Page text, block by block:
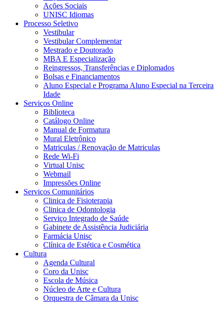
Ações Sociais
UNISC Idiomas
Processo Seletivo
Vestibular
Vestibular Complementar
Mestrado e Doutorado
MBA E Especialização
Reingressos, Transferências e Diplomados
Bolsas e Financiamentos
Aluno Especial e Programa Aluno Especial na Terceira
Idade
Serviços Online
Biblioteca
Catálogo Online
Manual de Formatura
Mural Eletrônico
Matriculas / Renovação de Matriculas
Rede Wi-Fi
Virtual Unisc
Webmail
Impressões Online
Serviços Comunitários
Clinica de Fisioterapia
Clinica de Odontologia
Serviço Integrado de Saúde
Gabinete de Assistência Judiciária
Farmácia Unisc
Clínica de Estética e Cosmética
Cultura
Agenda Cultural
Coro da Unisc
Escola de Música
Núcleo de Arte e Cultura
Orquestra de Câmara da Unisc